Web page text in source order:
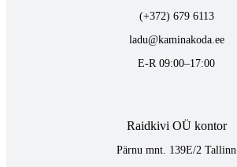
(+372) 679 6113
ladu@kaminakoda.ee
E-R 09:00–17:00
Raidkivi OÜ kontor
Pärnu mnt. 139E/2 Tallinn